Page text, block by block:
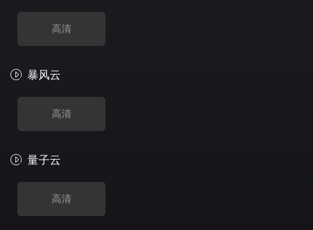
高清
暴风云
高清
量子云
高清